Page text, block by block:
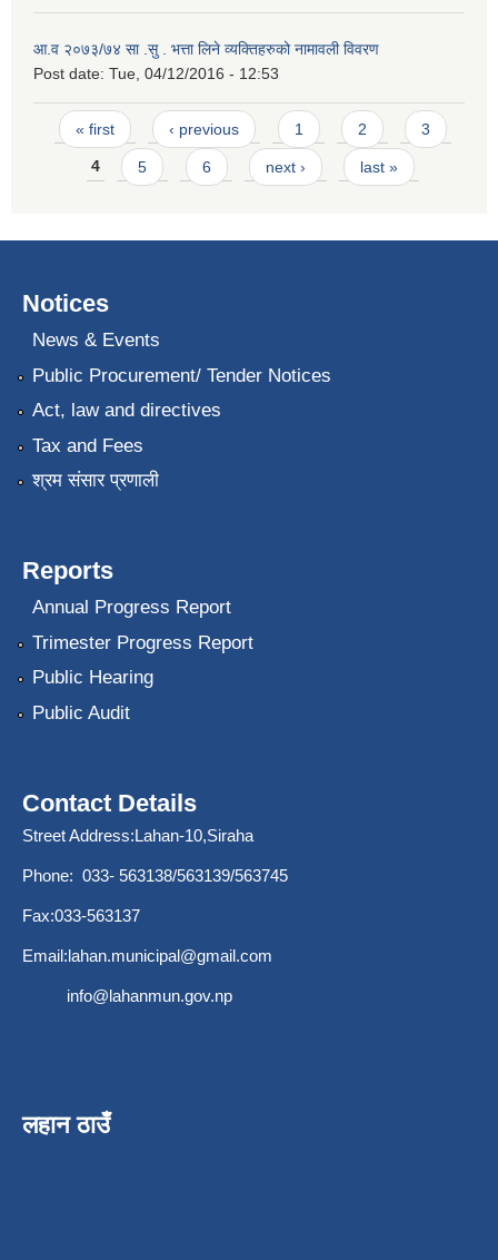
आ.व २०७३/७४ सा .सु . भत्ता लिने व्यक्तिहरुको नामावली विवरण
Post date: Tue, 04/12/2016 - 12:53
Pages
« first ‹ previous 1 2 3
4 5 6 next › last »
Notices
News & Events
Public Procurement/ Tender Notices
Act, law and directives
Tax and Fees
श्रम संसार प्रणाली
Reports
Annual Progress Report
Trimester Progress Report
Public Hearing
Public Audit
Contact Details
Street Address:Lahan-10,Siraha
Phone: 033- 563138/563139/563745
Fax:033-563137
Email:lahan.municipal@gmail.com
info@lahanmun.gov.np
लहान ठाउँ